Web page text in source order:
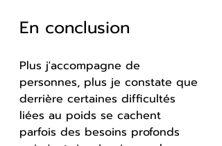
En conclusion
Plus j'accompagne de
personnes, plus je constate que
derrière certaines difficultés
liées au poids se cachent
parfois des besoins profonds